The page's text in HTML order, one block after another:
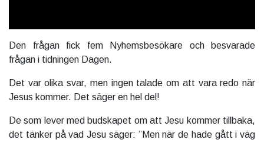
Den frågan fick fem Nyhemsbesökare och besvarade
frågan i tidningen Dagen.
Det var olika svar, men ingen talade om att vara redo när
Jesus kommer. Det säger en hel del!
De som lever med budskapet om att Jesu kommer tillbaka,
det tänker på vad Jesu säger: ”Men när de hade gått i väg